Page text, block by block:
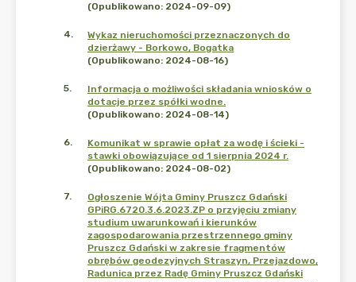
(Opublikowano: 2024-09-09)
4.
Wykaz nieruchomości przeznaczonych do
dzierżawy - Borkowo, Bogatka
(Opublikowano: 2024-08-16)
5.
Informacja o możliwości składania wniosków o
dotacje przez spółki wodne.
(Opublikowano: 2024-08-14)
6.
Komunikat w sprawie opłat za wodę i ścieki -
stawki obowiązujące od 1 sierpnia 2024 r.
(Opublikowano: 2024-08-02)
7.
Ogłoszenie Wójta Gminy Pruszcz Gdański
GPiRG.6720.3.6.2023.ZP o przyjęciu zmiany
studium uwarunkowań i kierunków
zagospodarowania przestrzennego gminy
Pruszcz Gdański w zakresie fragmentów
obrębów geodezyjnych Straszyn, Przejazdowo,
Radunica przez Radę Gminy Pruszcz Gdański